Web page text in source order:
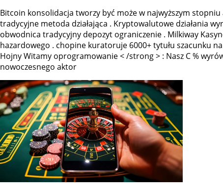
Bitcoin konsolidacja tworzy być może w najwyższym
tradycyjne metoda działająca . Kryptowalutowe działania
obwodnica tradycyjny depozyt ograniczenie . Milkiway
hazardowego . chopine kuratoruje 6000+ tytułu szacunku
Hojny Witamy oprogramowanie < /strong > : Nasz C %
nowoczesnego aktor